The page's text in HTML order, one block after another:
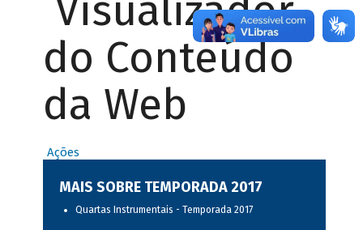
Visualizador
do Conteúdo
da Web
Ações
MAIS SOBRE TEMPORADA 2017
Quartas Instrumentais - Temporada 2017